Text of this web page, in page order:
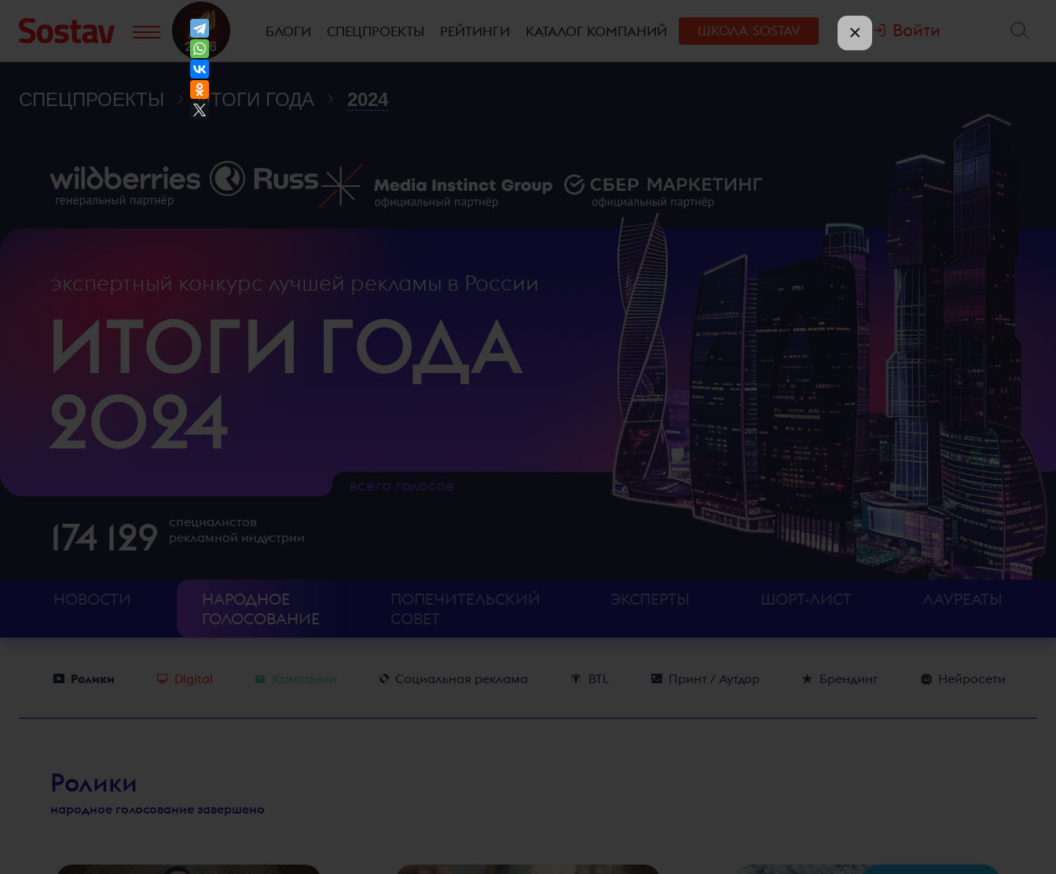
БЛОГИ СПЕЦПРОЕКТЫ РЕЙТИНГИ КАТАЛОГ КОМПАНИЙ ШКОЛА SOSTAV Войти
×
СПЕЦПРОЕКТЫ ИТОГИ ГОДА 2024
экспертный конкурс лучшей рекламы в России
ИТОГИ ГОДА
2024
всего голосов
174 129
специалистов
рекламной индустрии
НОВОСТИ
НАРОДНОЕ
ГОЛОСОВАНИЕ
ПОПЕЧИТЕЛЬСКИЙ
СОВЕТ
ЭКСПЕРТЫ ШОРТ-ЛИСТ ЛАУРЕАТЫ
Ролики Digital Кампании Социальная реклама BTL Принт / Аутдор Брендинг Нейросети
Ролики
народное голосование завершено